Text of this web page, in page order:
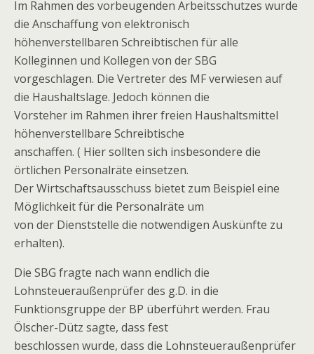
Im Rahmen des vorbeugenden Arbeitsschutzes wurde
die Anschaffung von elektronisch
höhenverstellbaren Schreibtischen für alle
Kolleginnen und Kollegen von der SBG
vorgeschlagen. Die Vertreter des MF verwiesen auf
die Haushaltslage. Jedoch können die
Vorsteher im Rahmen ihrer freien Haushaltsmittel
höhenverstellbare Schreibtische
anschaffen. ( Hier sollten sich insbesondere die
örtlichen Personalräte einsetzen.
Der Wirtschaftsausschuss bietet zum Beispiel eine
Möglichkeit für die Personalräte um
von der Dienststelle die notwendigen Auskünfte zu
erhalten).
Die SBG fragte nach wann endlich die
Lohnsteueraußenprüfer des g.D. in die
Funktionsgruppe der BP überführt werden. Frau
Ölscher-Dütz sagte, dass fest
beschlossen wurde, dass die Lohnsteueraußenprüfer